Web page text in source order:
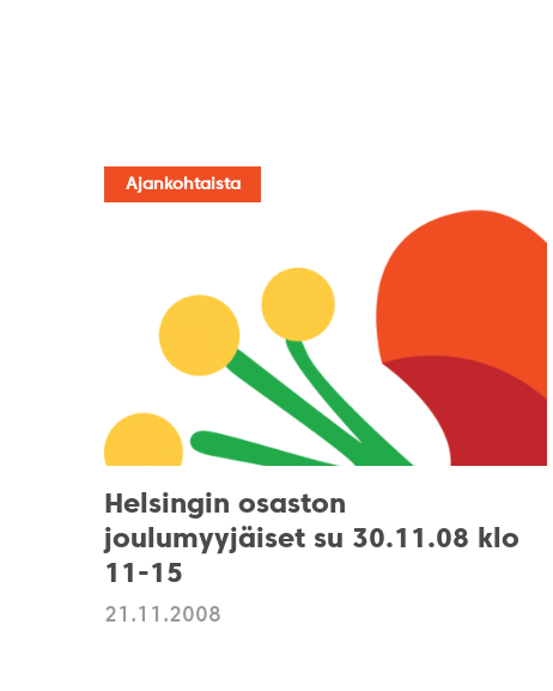
Ajankohtaista
Helsingin osaston
joulumyyjäiset su 30.11.08 klo
11-15
21.11.2008